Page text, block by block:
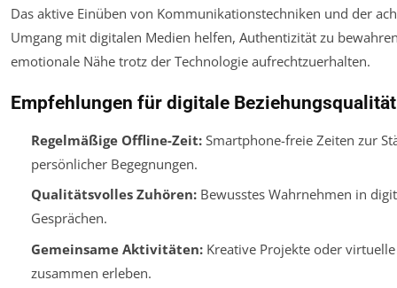
Das aktive Einüben von Kommunikationstechniken und der
Umgang mit digitalen Medien helfen, Authentizität zu
emotionale Nähe trotz der Technologie aufrechtzuerhalten.
Empfehlungen für digitale Beziehungsqualität
Regelmäßige Offline-Zeit:Smartphone-freie Zeiten zur
persönlicher Begegnungen.
Qualitätsvolles Zuhören:Bewusstes Wahrnehmen in
Gesprächen.
Gemeinsame Aktivitäten:Kreative Projekte oder virtuelle
zusammen erleben.